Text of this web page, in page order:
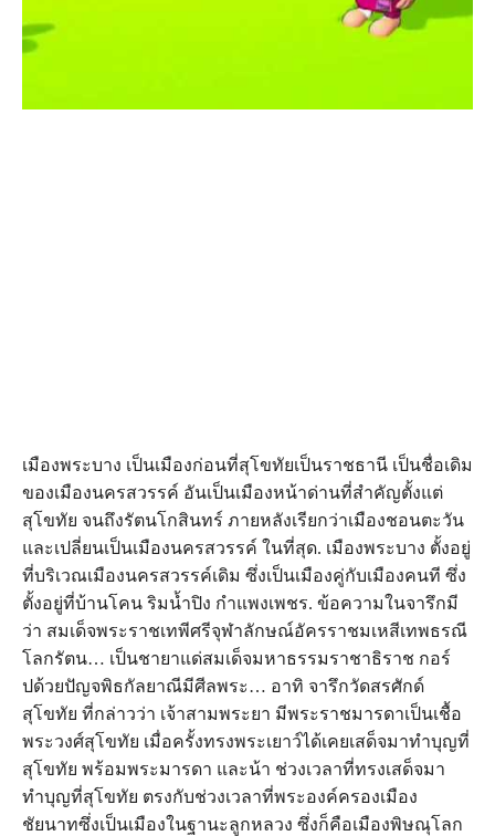
เมืองพระบาง เป็นเมืองก่อนที่สุโขทัยเป็นราชธานี เป็นชื่อเดิม
ของเมืองนครสวรรค์ อันเป็นเมืองหน้าด่านที่สำคัญตั้งแต่
สุโขทัย จนถึงรัตนโกสินทร์ ภายหลังเรียกว่าเมืองชอนตะวัน
และเปลี่ยนเป็นเมืองนครสวรรค์ ในที่สุด. เมืองพระบาง ตั้งอยู่
ที่บริเวณเมืองนครสวรรค์เดิม ซึ่งเป็นเมืองคู่กับเมืองคนที ซึ่ง
ตั้งอยู่ที่บ้านโคน ริมน้ำปิง กำแพงเพชร. ข้อความในจารึกมี
ว่า สมเด็จพระราชเทพีศรีจุฬาลักษณ์อัครราชมเหสีเทพธรณี
โลกรัตน… เป็นชายาแด่สมเด็จมหาธรรมราชาธิราช กอร์
ปด้วยปัญจพิธกัลยาณีมีศีลพระ… อาทิ จารึกวัดสรศักด์
สุโขทัย ที่กล่าวว่า เจ้าสามพระยา มีพระราชมารดาเป็นเชื้อ
พระวงศ์สุโขทัย เมื่อครั้งทรงพระเยาว์ได้เคยเสด็จมาทำบุญที่
สุโขทัย พร้อมพระมารดา และน้า ช่วงเวลาที่ทรงเสด็จมา
ทำบุญที่สุโขทัย ตรงกับช่วงเวลาที่พระองค์ครองเมือง
ชัยนาทซึ่งเป็นเมืองในฐานะลูกหลวง ซึ่งก็คือเมืองพิษณุโลก